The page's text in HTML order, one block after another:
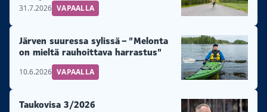
31.7.2026 VAPAALLA
Järven suuressa sylissä – ”Melonta
on mieltä rauhoittava harrastus”
10.6.2026 VAPAALLA
Taukovisa 3/2026